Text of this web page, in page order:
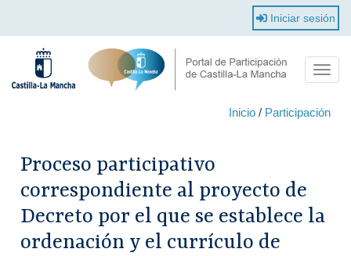
principal
Iniciar sesión
Inicio/ Participación
Proceso participativo
correspondiente al proyecto de
Decreto por el que se establece la
ordenación y el currículo de